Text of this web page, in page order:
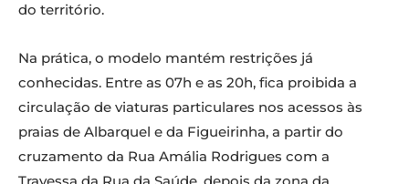
do território.
Na prática, o modelo mantém restrições já
conhecidas. Entre as 07h e as 20h, fica proibida a
circulação de viaturas particulares nos acessos às
praias de Albarquel e da Figueirinha, a partir do
cruzamento da Rua Amália Rodrigues com a